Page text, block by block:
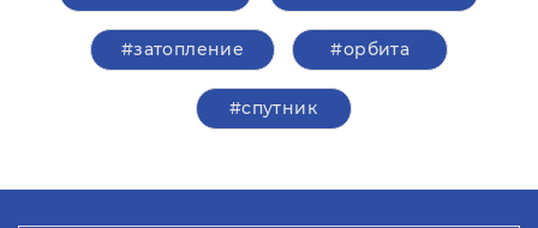
#затопление #орбита
#спутник